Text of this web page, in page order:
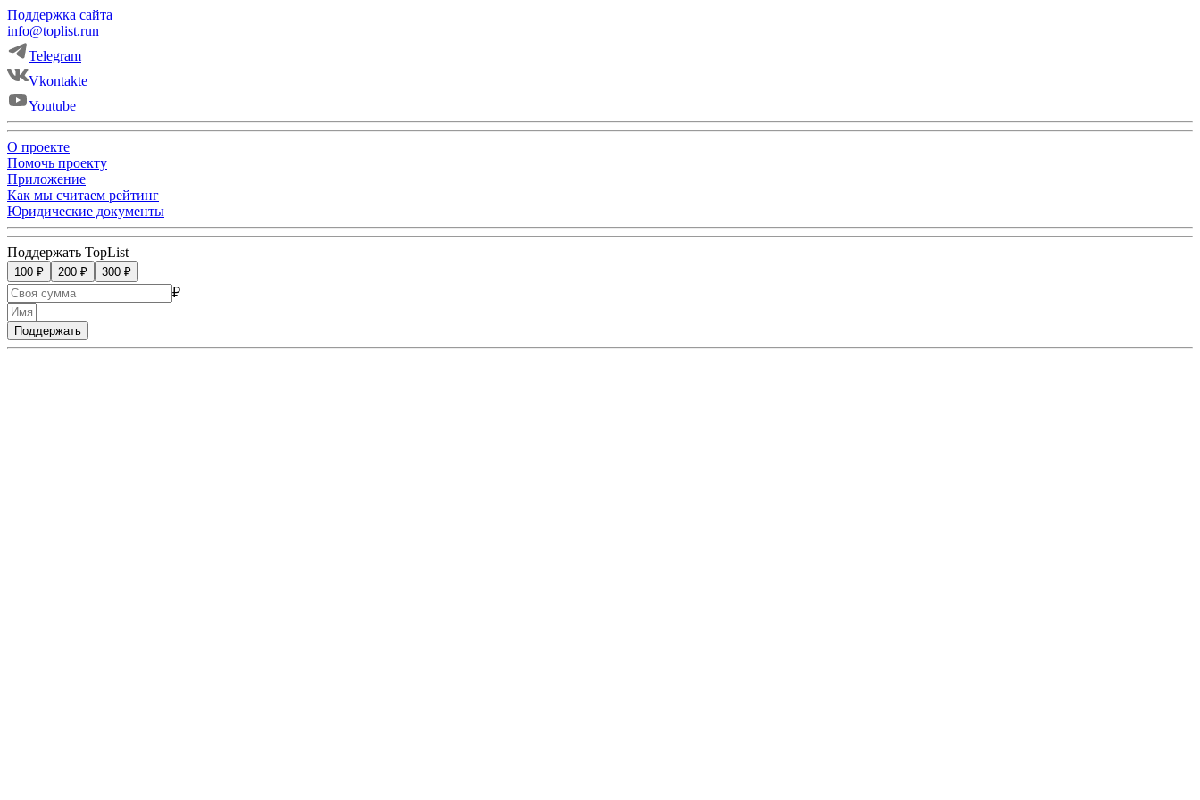
Поддержка сайта
info@toplist.run
Telegram
Vkontakte
Youtube
О проекте
Помочь проекту
Приложение
Как мы считаем рейтинг
Юридические документы
Поддержать TopList
100 ₽ 200 ₽ 300 ₽
₽
Поддержать